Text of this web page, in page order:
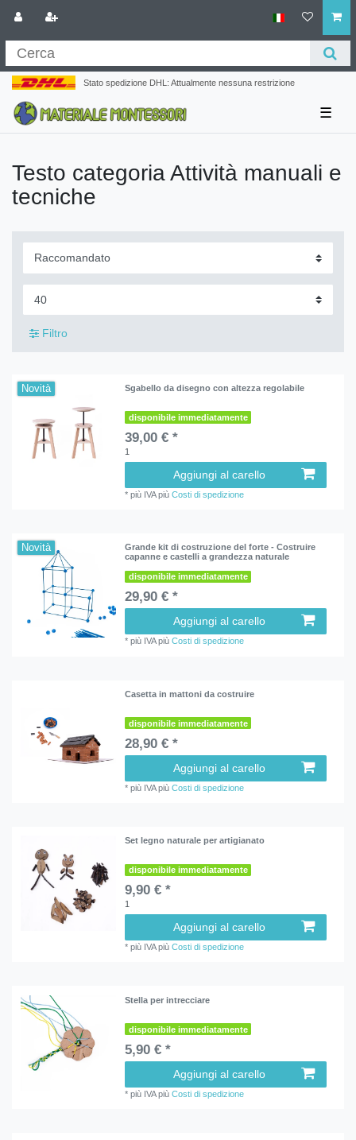
Stato spedizione DHL: Attualmente nessuna restrizione
☰
Testo categoria Attività manuali e
tecniche
Filtro
Novità Sgabello da disegno con altezza regolabile
disponibile immediatamente
39,00 € *
1
Aggiungi al carello
*più IVApiùCosti di spedizione
Novità
Grande kit di costruzione del forte - Costruire
capanne e castelli a grandezza naturale
disponibile immediatamente
29,90 € *
Aggiungi al carello
*più IVApiùCosti di spedizione
Casetta in mattoni da costruire
disponibile immediatamente
28,90 € *
Aggiungi al carello
*più IVApiùCosti di spedizione
Set legno naturale per artigianato
disponibile immediatamente
9,90 € *
1
Aggiungi al carello
*più IVApiùCosti di spedizione
Stella per intrecciare
disponibile immediatamente
5,90 € *
Aggiungi al carello
*più IVApiùCosti di spedizione